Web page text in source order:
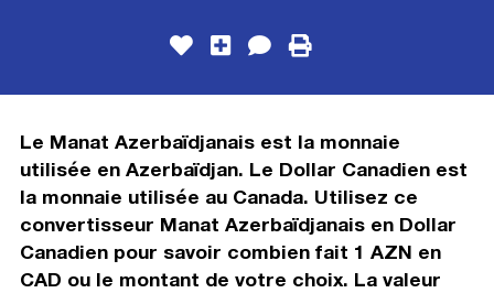
Le Manat Azerbaïdjanais est la monnaie
utilisée en Azerbaïdjan. Le Dollar Canadien est
la monnaie utilisée au Canada. Utilisez ce
convertisseur Manat Azerbaïdjanais en Dollar
Canadien pour savoir combien fait 1 AZN en
CAD ou le montant de votre choix. La valeur